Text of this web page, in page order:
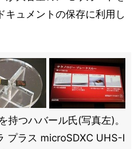
キュメントの保存に利用し
持つハバール氏(写真左)。
プラス microSDXC UHS-I